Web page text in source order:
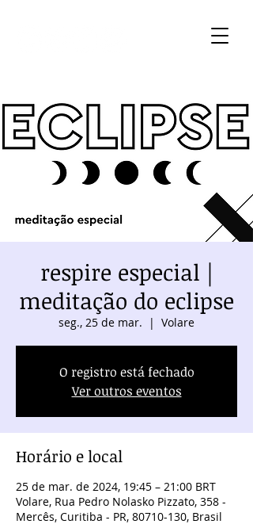
respire especial |
meditação do eclipse
seg., 25 de mar.
  |
Volare
O registro está fechado
Ver outros eventos
Horário e local
25 de mar. de 2024, 19:45 – 21:00 BRT
Volare, Rua Pedro Nolasko Pizzato, 358 -
Mercês, Curitiba - PR, 80710-130, Brasil